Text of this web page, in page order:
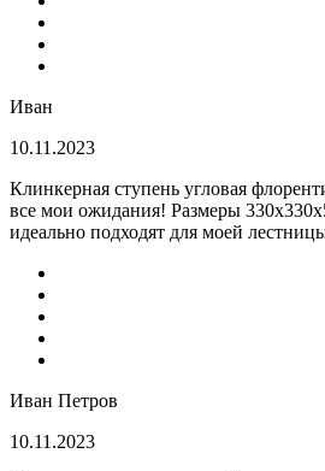
Иван
10.11.2023
Клинкерная ступень угловая
все мои ожидания! Размеры
идеально подходят для моей
Иван Петров
10.11.2023